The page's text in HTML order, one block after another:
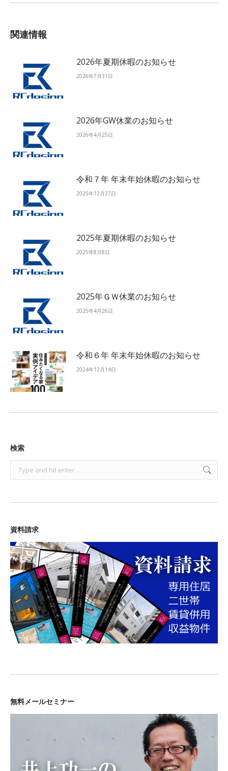
関連情報
2026年夏期休暇のお知らせ
2026年7月31日
2026年GW休業のお知らせ
2026年4月25日
令和７年 年末年始休暇のお知らせ
2025年12月27日
2025年夏期休暇のお知らせ
2025年8月8日
2025年ＧＷ休業のお知らせ
2025年4月26日
令和６年 年末年始休暇のお知らせ
2024年12月14日
検索
Search:
資料請求
無料メールセミナー